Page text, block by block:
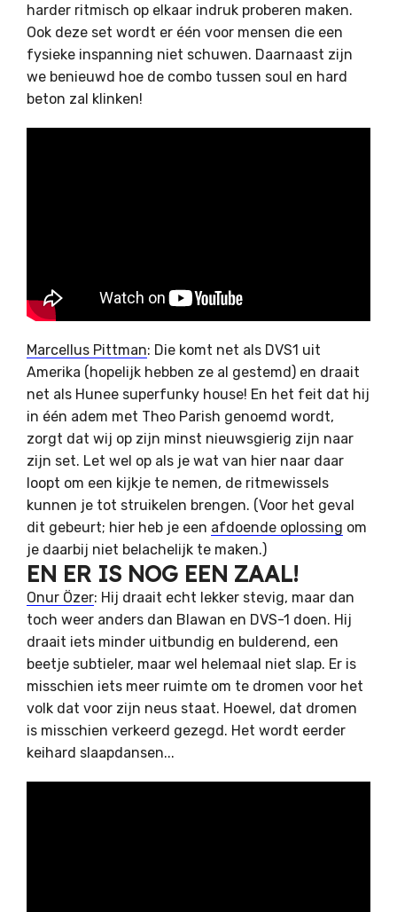
harder ritmisch op elkaar indruk proberen maken.
Ook deze set wordt er één voor mensen die een
fysieke inspanning niet schuwen. Daarnaast zijn
we benieuwd hoe de combo tussen soul en hard
beton zal klinken!
Marcellus Pittman: Die komt net als DVS1 uit
Amerika (hopelijk hebben ze al gestemd) en draait
net als Hunee superfunky house! En het feit dat hij
in één adem met Theo Parish genoemd wordt,
zorgt dat wij op zijn minst nieuwsgierig zijn naar
zijn set. Let wel op als je wat van hier naar daar
loopt om een kijkje te nemen, de ritmewissels
kunnen je tot struikelen brengen. (Voor het geval
dit gebeurt; hier heb je een afdoende oplossing om
je daarbij niet belachelijk te maken.)
EN ER IS NOG EEN ZAAL!
Onur Özer: Hij draait echt lekker stevig, maar dan
toch weer anders dan Blawan en DVS-1 doen. Hij
draait iets minder uitbundig en bulderend, een
beetje subtieler, maar wel helemaal niet slap. Er is
misschien iets meer ruimte om te dromen voor het
volk dat voor zijn neus staat. Hoewel, dat dromen
is misschien verkeerd gezegd. Het wordt eerder
keihard slaapdansen...